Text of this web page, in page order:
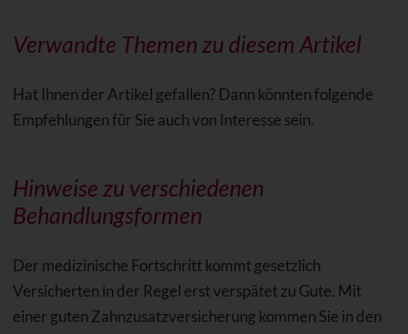
Verwandte Themen zu diesem Artikel
Hat Ihnen der Artikel gefallen? Dann könnten folgende
Empfehlungen für Sie auch von Interesse sein.
Hinweise zu verschiedenen
Behandlungsformen
Der medizinische Fortschritt kommt gesetzlich
Versicherten in der Regel erst verspätet zu Gute. Mit
einer guten Zahnzusatzversicherung kommen Sie in den